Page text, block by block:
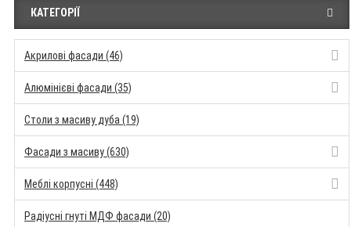
КАТЕГОРІЇ
Акрилові фасади (46)
Алюмінієві фасади (35)
Столи з масиву дуба (19)
Фасади з масиву (630)
Меблі корпусні (448)
Радіусні гнуті МДФ фасади (20)